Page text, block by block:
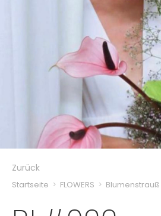
Zurück
Startseite > FLOWERS > Blumenstrauß